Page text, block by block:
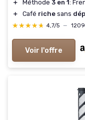
＋ Méthode 3 en 1 :
＋
Café riche sans
★★★★★
★★★★★ 4,7/5 —
Voir l'offre